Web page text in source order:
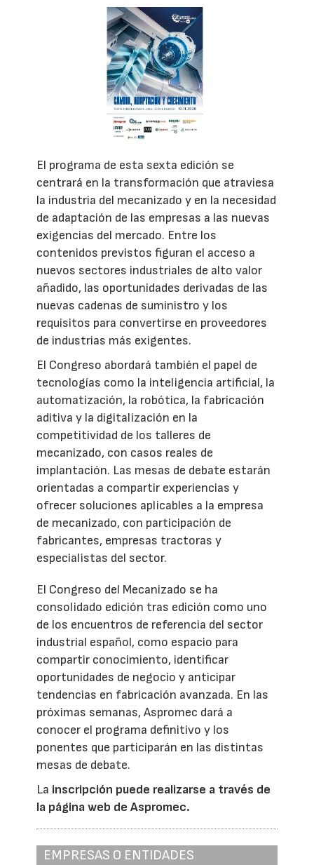
El programa de esta sexta edición se
centrará en la transformación que atraviesa
la industria del mecanizado y en la necesidad
de adaptación de las empresas a las nuevas
exigencias del mercado. Entre los
contenidos previstos figuran el acceso a
nuevos sectores industriales de alto valor
añadido, las oportunidades derivadas de las
nuevas cadenas de suministro y los
requisitos para convertirse en proveedores
de industrias más exigentes.
El Congreso abordará también el papel de
tecnologías como la inteligencia artificial, la
automatización, la robótica, la fabricación
aditiva y la digitalización en la
competitividad de los talleres de
mecanizado, con casos reales de
implantación. Las mesas de debate estarán
orientadas a compartir experiencias y
ofrecer soluciones aplicables a la empresa
de mecanizado, con participación de
fabricantes, empresas tractoras y
especialistas del sector.
El Congreso del Mecanizado se ha
consolidado edición tras edición como uno
de los encuentros de referencia del sector
industrial español, como espacio para
compartir conocimiento, identificar
oportunidades de negocio y anticipar
tendencias en fabricación avanzada. En las
próximas semanas, Aspromec dará a
conocer el programa definitivo y los
ponentes que participarán en las distintas
mesas de debate.
La inscripción puede realizarse a través de
la página web de Aspromec.
EMPRESAS O ENTIDADES